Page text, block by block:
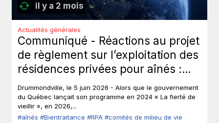
il y a 2 mois
Actualités générales
Communiqué - Réactions au projet
de règlement sur l’exploitation des
résidences privées pour aînés :
Les aînés ont-ils toujours leur droit
de parole?
Drummondville, le 5 juin 2026 - Alors que le gouvernement
du Québec lançait son programme en 2024 « La fierté de
vieillir », en 2026,...
#aînés #Bientraitance #RPA #comités de milieu de vie